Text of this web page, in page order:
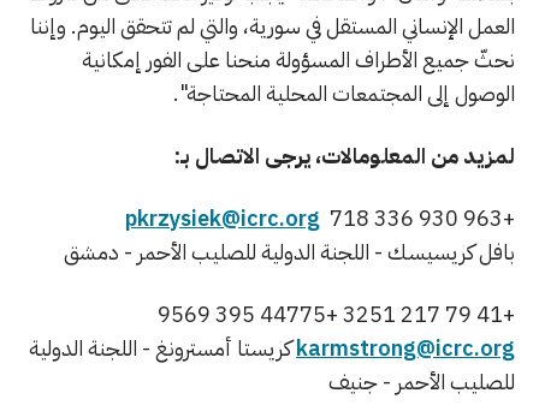
العمل الإنساني المستقل في سورية، والتي لم تتحقق اليوم. وإننا
نحثّ جميع الأطراف المسؤولة منحنا على الفور إمكانية
الوصول إلى المجتمعات المحلية المحتاجة".
لمزيد من المعلومالات، يرجى الاتصال بـ:
+963 930 336 718
pkrzysiek@icrc.org
بافلكريسيسك - اللجنة الدولية للصليب الأحمر - دمشق
+41 79 217 3251 +44775 395 9569
karmstrong@icrc.orgكريستا أمسترونغ - اللجنة الدولية
للصليب الأحمر - جنيف